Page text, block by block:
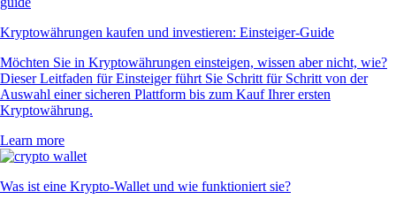
Kryptowährungen kaufen und investieren: Einsteiger-Guide
Möchten Sie in Kryptowährungen einsteigen, wissen aber nicht, wie?
Dieser Leitfaden für Einsteiger führt Sie Schritt für Schritt von der
Auswahl einer sicheren Plattform bis zum Kauf Ihrer ersten
Kryptowährung.
Learn more
Was ist eine Krypto-Wallet und wie funktioniert sie?